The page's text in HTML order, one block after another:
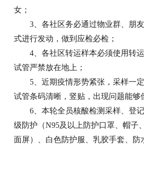
女；
3、各社区务必通过物业群、朋
式进行发动，做到应检必检；
4、各社区转运样本必须使用转
试管严禁放在地上；
5、近期疫情形势紧张，采样一
试管条码清晰，竖贴，出现问题能够
6、本轮全员核酸检测采样、登
级防护（N95及以上防护口罩、帽子
面屏）、白色防护服、乳胶手套、防